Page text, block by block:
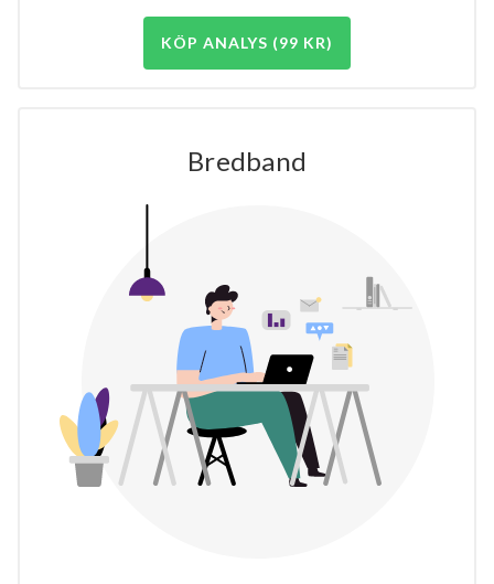
KÖP ANALYS (99 KR)
Bredband